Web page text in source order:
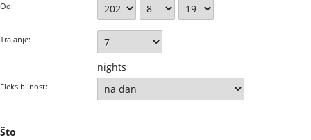
Od:
Trajanje:
nights
Fleksibilnost:
Što